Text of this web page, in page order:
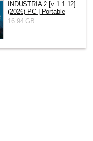
INDUSTRIA 2 [v 1.1.12]
(2026) РС | Portable
16.94 GB